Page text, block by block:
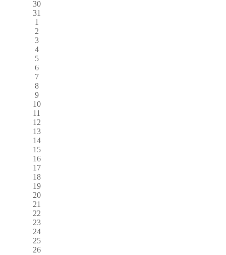
30
31
1
2
3
4
5
6
7
8
9
10
11
12
13
14
15
16
17
18
19
20
21
22
23
24
25
26